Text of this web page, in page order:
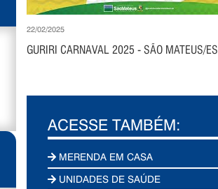
22/02/2025
GURIRI CARNAVAL 2025 - SÃO MATEUS/ES
ACESSE TAMBÉM:
MERENDA EM CASA
UNIDADES DE SAÚDE